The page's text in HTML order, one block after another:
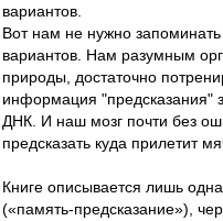
вариантов.
Вот нам не нужно
вариантов. Нам разумным
природы, достаточно
информация "предсказания"
ДНК. И наш мозг почти без
предсказать куда прилетит
Книге описывается лишь
(«память-предсказание»),